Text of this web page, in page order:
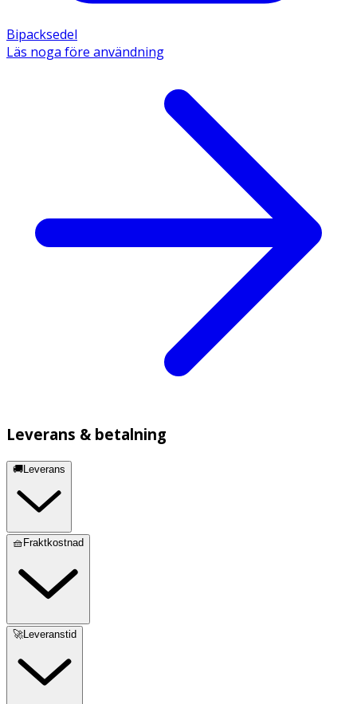
Bipacksedel
Läs noga före användning
Leverans & betalning
🚚Leverans
🧺Fraktkostnad
🚀Leveranstid